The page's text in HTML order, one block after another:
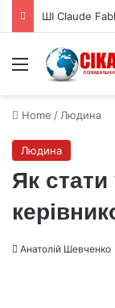
Menu
Home / Людина
Людина
Як
Анатолій Шевченко